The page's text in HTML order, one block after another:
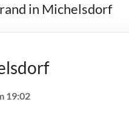
in Michelsdorf
19:02